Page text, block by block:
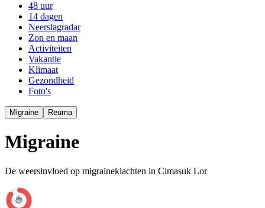
48 uur
14 dagen
Neerslagradar
Zon en maan
Activiteiten
Vakantie
Klimaat
Gezondheid
Foto's
Migraine Reuma
Migraine
De weersinvloed op migraineklachten in Cimasuk Lor